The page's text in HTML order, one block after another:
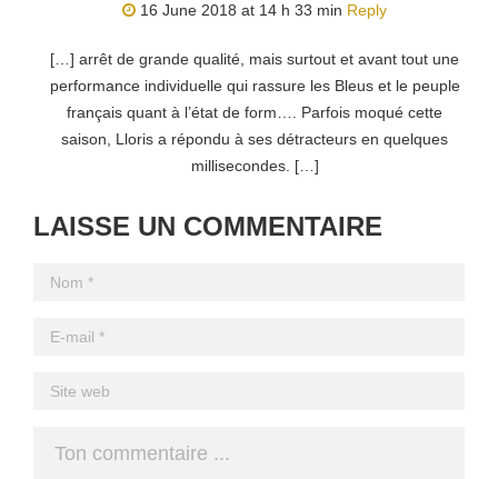
16 June 2018 at 14 h 33 min Reply
[…] arrêt de grande qualité, mais surtout et avant tout une
performance individuelle qui rassure les Bleus et le peuple
français quant à l’état de form…. Parfois moqué cette
saison, Lloris a répondu à ses détracteurs en quelques
millisecondes. […]
LAISSE UN COMMENTAIRE